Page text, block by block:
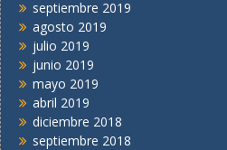
septiembre 2019
agosto 2019
julio 2019
junio 2019
mayo 2019
abril 2019
diciembre 2018
septiembre 2018